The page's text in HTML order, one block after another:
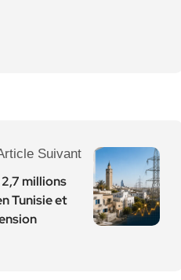
Suivant
millions
Tunisie et